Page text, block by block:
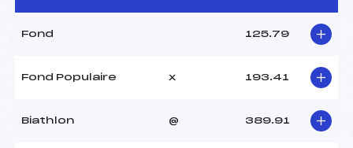
Fond 125.79
Fond Populaire x 193.41
Biathlon @ 389.91